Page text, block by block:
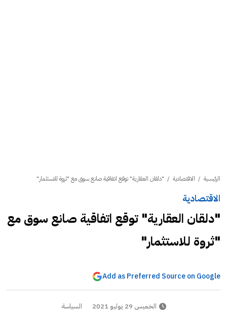
الرئيسية / الاقتصادية / "دلقان العقارية" توقع اتفاقية صانع سوق مع "ثروة للاستثمار"
الاقتصادية
"دلقان العقارية" توقع اتفاقية صانع سوق مع
"ثروة للاستثمار"
Add as Preferred Source on Google
الخميس 29 يوليو 2021 السياسة